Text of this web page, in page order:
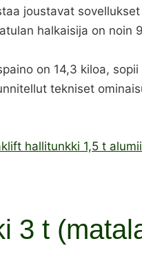
joustavat
halkaisija on noin
on 14,3 kiloa,
tekniset
hallitunkki 1,5 t
3 t